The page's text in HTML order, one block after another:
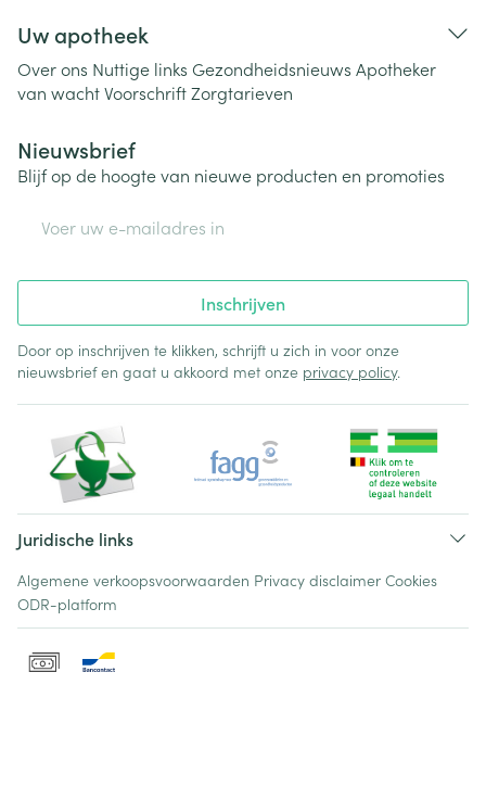
Uw apotheek
Over ons Nuttige links Gezondheidsnieuws Apotheker
van wachtVoorschriftZorgtarieven
Nieuwsbrief
Blijf op de hoogte van nieuwe producten en promoties
Inschrijven
Door op inschrijven te klikken, schrijft u zich in voor onze
nieuwsbrief en gaat u akkoord met onze privacy policy.
Juridische links
Algemene verkoopsvoorwaarden Privacy disclaimer Cookies
ODR-platform